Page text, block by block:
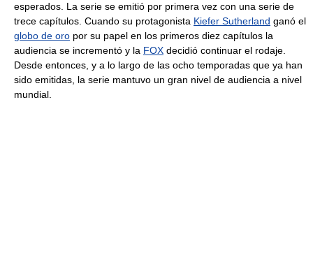
esperados. La serie se emitió por primera vez con una serie de
trece capítulos. Cuando su protagonista Kiefer Sutherland ganó el
globo de oro por su papel en los primeros diez capítulos la
audiencia se incrementó y la FOX decidió continuar el rodaje.
Desde entonces, y a lo largo de las ocho temporadas que ya han
sido emitidas, la serie mantuvo un gran nivel de audiencia a nivel
mundial.